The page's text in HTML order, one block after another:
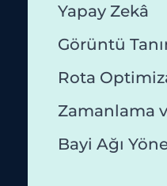
Yapay Zekâ
Görüntü
Rota
Zamanlama
Bayi Ağı